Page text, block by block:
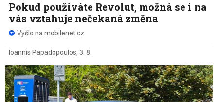
Pokud používáte Revolut, možná se i na
vás vztahuje nečekaná změna
Vyšlo na mobilenet.cz
Ioannis Papadopoulos, 3. 8.